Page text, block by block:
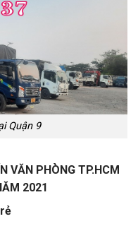
Quận 9
VĂN PHÒNG TP.HCM
2021